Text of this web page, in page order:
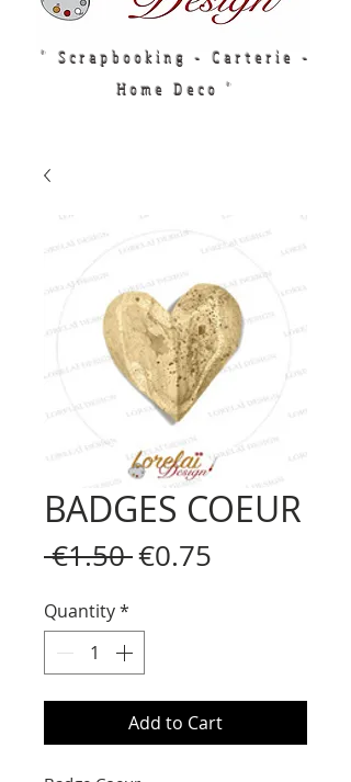
" Scrapbooking - Carterie -
Home Deco "
BADGES COEUR
€1.50 Regular
€0.75
Quantity*
Add to Cart